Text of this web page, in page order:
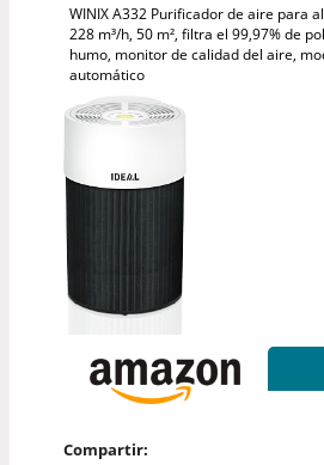
WINIX A332 Purificador de aire para
228 m³/h, 50 m², filtra el 99,97% de
humo, monitor de calidad del aire,
automático
Compartir: